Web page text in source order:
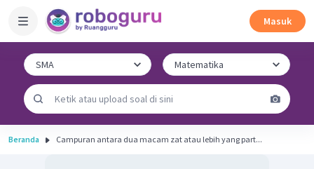
Masuk
Beranda Campuran antara dua macam zat atau lebih yang part...